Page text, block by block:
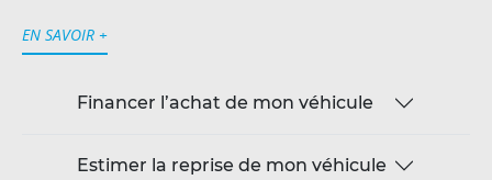
EN SAVOIR +
Financer l’achat de mon véhicule
Estimer la reprise de mon véhicule